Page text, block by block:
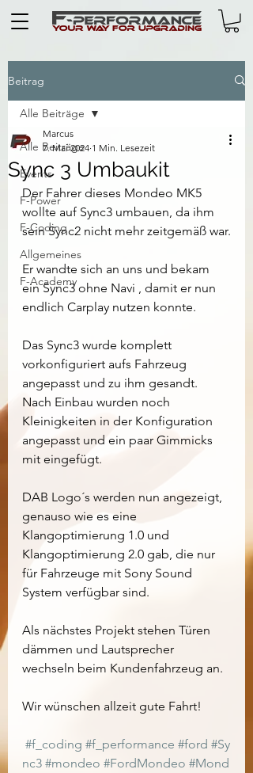
Beitrag
Alle Beiträge
Events
F-Power
F-Coding
Allgemeines
F-Academy
Alle Beiträge
Sync 3 Umbaukit
Marcus
7. Mai 2024 1 Min. Lesezeit
Der Fahrer dieses Mondeo MK5
wollte auf Sync3 umbauen, da ihm
sein Sync2 nicht mehr zeitgemäß war.
Er wandte sich an uns und bekam
ein Sync3 ohne Navi , damit er nun
endlich Carplay nutzen konnte.
Das Sync3 wurde komplett
vorkonfiguriert aufs Fahrzeug
angepasst und zu ihm gesandt.
Nach Einbau wurden noch
Kleinigkeiten in der Konfiguration
angepasst und ein paar Gimmicks
mit eingefügt.
DAB Logo´s werden nun angezeigt,
genauso wie es eine
Klangoptimierung 1.0 und
Klangoptimierung 2.0 gab, die nur
für Fahrzeuge mit Sony Sound
System verfügbar sind.
Als nächstes Projekt stehen Türen
dämmen und Lautsprecher
wechseln beim Kundenfahrzeug an.
Wir wünschen allzeit gute Fahrt!
#f_coding #f_performance #ford #Sy
nc3 #mondeo #FordMondeo #Mond